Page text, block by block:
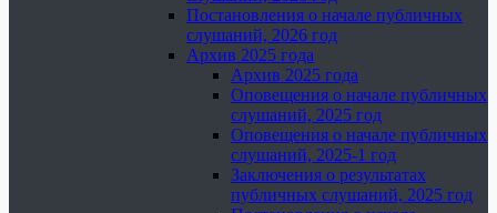
Постановления о начале публичных
слушаний, 2026 год
Архив 2025 года
Архив 2025 года
Оповещения о начале публичных
слушаний, 2025 год
Оповещения о начале публичных
слушаний, 2025-1 год
Заключения о результатах
публичных слушаний, 2025 год